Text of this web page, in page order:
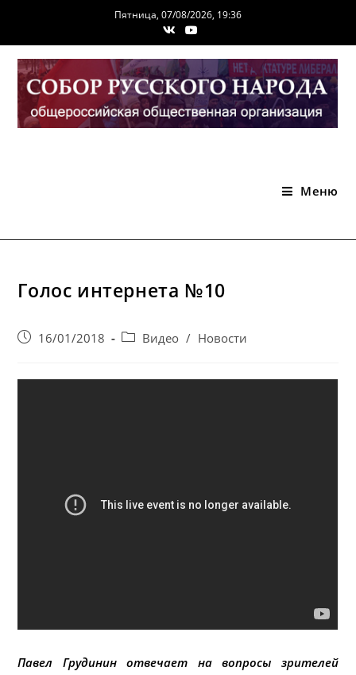
содержимому
Пятница, 07/08/2026, 19:36
Меню
Голос интернета №10
Запись16/01/2018
PostВидео / Новости
Павел Грудинин отвечает на вопросы зрителей